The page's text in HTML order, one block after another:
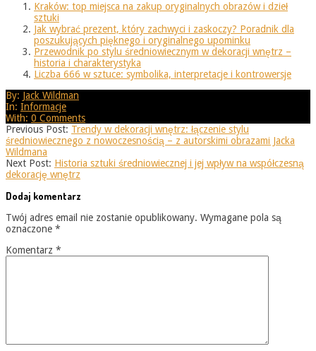
Kraków: top miejsca na zakup oryginalnych obrazów i dzieł
sztuki
Jak wybrać prezent, który zachwyci i zaskoczy? Poradnik dla
poszukujących pięknego i oryginalnego upominku
Przewodnik po stylu średniowiecznym w dekoracji wnętrz –
historia i charakterystyka
Liczba 666 w sztuce: symbolika, interpretacje i kontrowersje
2025-
08-
25
By: Jack Wildman
In: Informacje
With: 0 Comments
Previous Post: Trendy w dekoracji wnętrz: łączenie stylu
średniowiecznego z nowoczesnością – z autorskimi obrazami Jacka
Wildmana
Next Post: Historia sztuki średniowiecznej i jej wpływ na współczesną
dekorację wnętrz
Dodaj komentarz
Twój adres email nie zostanie opublikowany. Wymagane pola są
oznaczone *
Komentarz *